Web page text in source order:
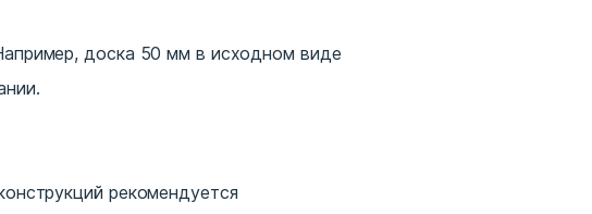
доска 50 мм в исходном виде
рекомендуется